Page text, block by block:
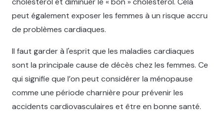
peut également exposer les femmes à un risque accru
de problèmes cardiaques.
Il faut garder à l'esprit que les maladies cardiaques
sont la principale cause de décès chez les femmes. Ce
qui signifie que l’on peut considérer la ménopause
comme une période charnière pour prévenir les
accidents cardiovasculaires et être en bonne santé.